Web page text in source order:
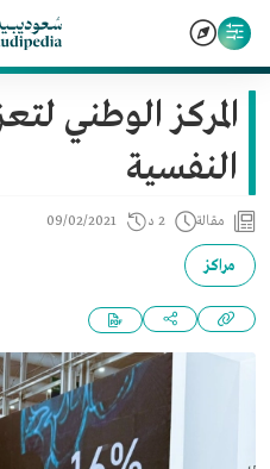
المركز الوطني
النفسية
مقالة 2 د 09/02/2021
مراكز